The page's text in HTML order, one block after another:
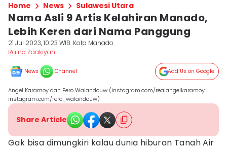
Home News Sulawesi Utara
Nama Asli 9 Artis Kelahiran Manado,
Lebih Keren dari Nama Panggung
21 Jul 2023, 10:23 WIB Kota Manado
Raina Zaakiyah
News Channel Add Us on Google
Angel Karamoy dan Fero Walandouw (instagram.com/realangelkaramoy |
instagram.com/fero_walandouw)
Share Article
Gak bisa dimungkiri kalau dunia hiburan Tanah Air